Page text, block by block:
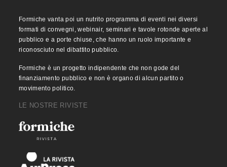
Formiche vanta poi un nutrito programma di eventi nei diversi
formati di convegni, webinair, seminari e tavole rotonde aperte al
pubblico e a porte chiuse, che hanno un ruolo importante e
riconosciuto nel dibattito pubblico.
Formiche è un progetto indipendente che non gode del
finanziamento pubblico e non è organo di alcun partito o
movimento politico.
LE NOSTRE RIVISTE